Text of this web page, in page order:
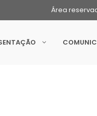
Área